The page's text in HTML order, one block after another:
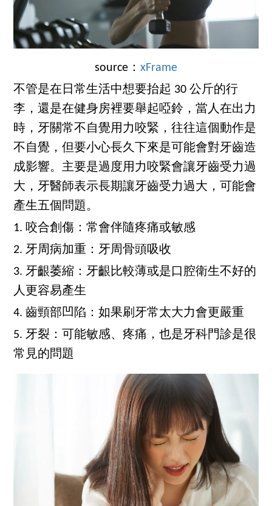
source： xFrame
不管是在日常生活中想要抬起 30 公斤的行
李，還是在健身房裡要舉起啞鈴，當人在出力
時，牙關常不自覺用力咬緊，往往這個動作是
不自覺，但要小心長久下來是可能會對牙齒造
成影響。主要是過度用力咬緊會讓牙齒受力過
大，牙醫師表示長期讓牙齒受力過大，可能會
產生五個問題。
1. 咬合創傷：常會伴隨疼痛或敏感
2. 牙周病加重：牙周骨頭吸收
3. 牙齦萎縮：牙齦比較薄或是口腔衛生不好的
人更容易產生
4. 齒頸部凹陷：如果刷牙常太大力會更嚴重
5. 牙裂：可能敏感、疼痛，也是牙科門診是很
常見的問題